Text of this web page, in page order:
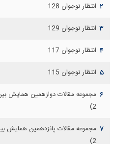
۲ انتظار نوجوان 128
۳ انتظار نوجوان 129
۴ انتظار نوجوان 117
۵ انتظار نوجوان 115
۶
2)
۷
2)